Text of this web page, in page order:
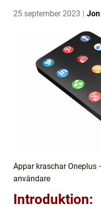
25 september 2023
Appar kraschar
användare
Introduktion: